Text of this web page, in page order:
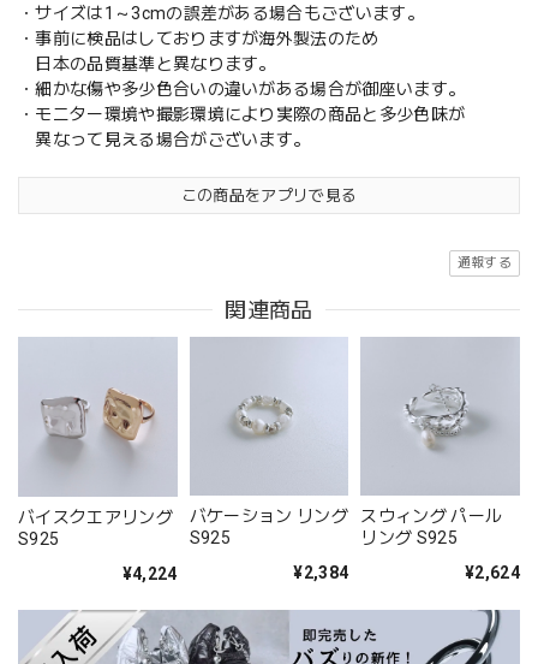
・サイズは1～3cmの誤差がある場合もございます。
・事前に検品はしておりますが海外製法のため
日本の品質基準と異なります。
・細かな傷や多少色合いの違いがある場合が御座います。
・モニター環境や撮影環境により実際の商品と多少色味が
異なって見える場合がございます。
この商品をアプリで見る
通報する
関連商品
バイスクエアリング
S925
¥4,224
バケーション リング
S925
¥2,384
スウィング パール
リング S925
¥2,624